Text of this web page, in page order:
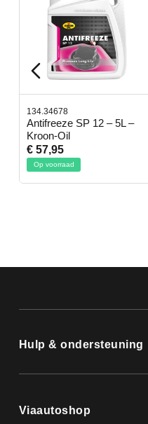
134.34678
Antifreeze SP 12 – 5L –
Kroon-Oil
€ 57,95
Op voorraad
Hulp & ondersteuning
Viaautoshop